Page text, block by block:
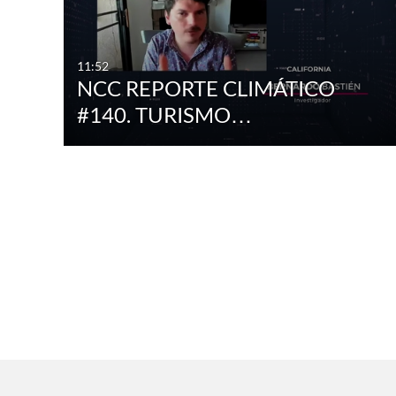
11:52
NCC REPORTE CLIMÁTICO
#140. TURISMO…